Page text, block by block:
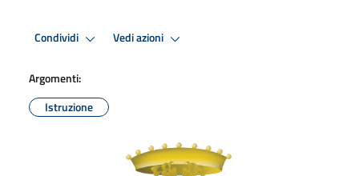
Condividi Vedi azioni
Argomenti:
Istruzione